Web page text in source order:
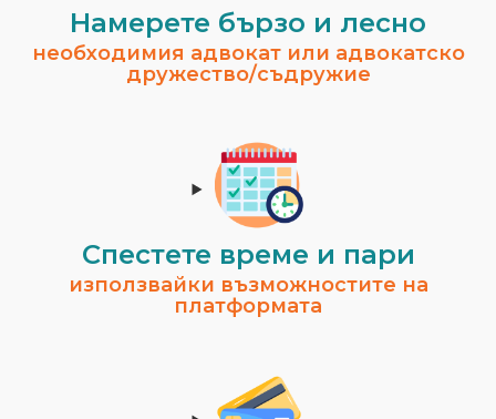
Намерете бързо и лесно
необходимия адвокат или адвокатско
дружество/съдружие
Спестeте време и пари
използвайки възможностите на
платформата